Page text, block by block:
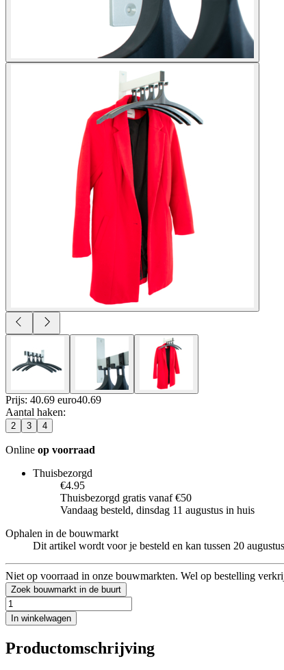
Prijs: 40.69 euro40.69
Aantal haken:
2 3 4
Online op voorraad
Thuisbezorgd
€4.95
Thuisbezorgd gratis vanaf €50
Vandaag besteld, dinsdag 11 augustus in huis
Ophalen in de bouwmarkt
Dit artikel wordt voor je besteld en kan tussen 20
Niet op voorraad in onze bouwmarkten. Wel op bestelling
Zoek bouwmarkt in de buurt
In winkelwagen
Productomschrijving